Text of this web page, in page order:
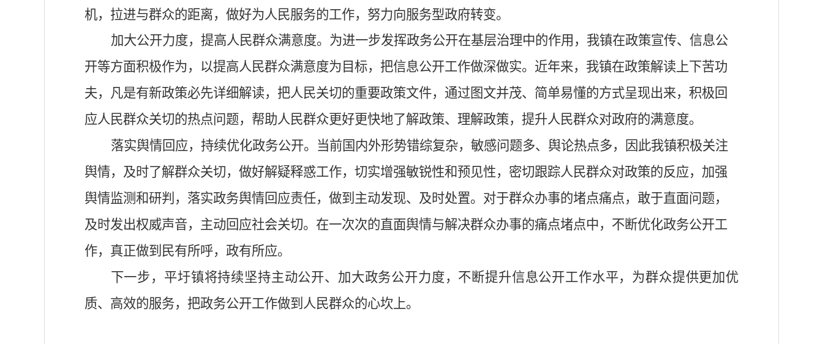
机，拉进与群众的距离，做好为人民服务的工作，努力向服务型政府转变。
加大公开力度，提高人民群众满意度。为进一步发挥政务公开在基层治理中的作用，我镇在政策宣传、信息公
开等方面积极作为，以提高人民群众满意度为目标，把信息公开工作做深做实。近年来，我镇在政策解读上下苦功
夫，凡是有新政策必先详细解读，把人民关切的重要政策文件，通过图文并茂、简单易懂的方式呈现出来，积极回
应人民群众关切的热点问题，帮助人民群众更好更快地了解政策、理解政策，提升人民群众对政府的满意度。
落实舆情回应，持续优化政务公开。当前国内外形势错综复杂，敏感问题多、舆论热点多，因此我镇积极关注
舆情，及时了解群众关切，做好解疑释惑工作，切实增强敏锐性和预见性，密切跟踪人民群众对政策的反应，加强
舆情监测和研判，落实政务舆情回应责任，做到主动发现、及时处置。对于群众办事的堵点痛点，敢于直面问题，
及时发出权威声音，主动回应社会关切。在一次次的直面舆情与解决群众办事的痛点堵点中，不断优化政务公开工
作，真正做到民有所呼，政有所应。
下一步， 平圩镇将持续坚持主动公开、加大政务公开力度，不断提升信息公开工作水平，为群众提供更加优
质、高效的服务，把政务公开工作做到人民群众的心坎上。